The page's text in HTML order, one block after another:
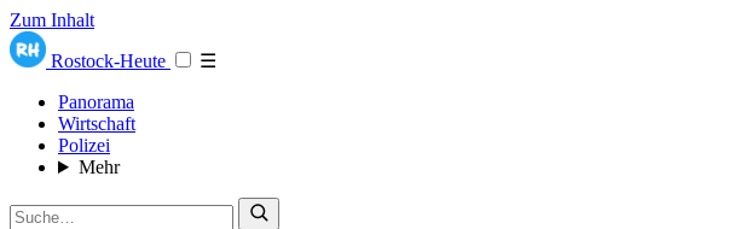
Zum Inhalt
Rostock-Heute
☰
Panorama
Wirtschaft
Polizei
Mehr